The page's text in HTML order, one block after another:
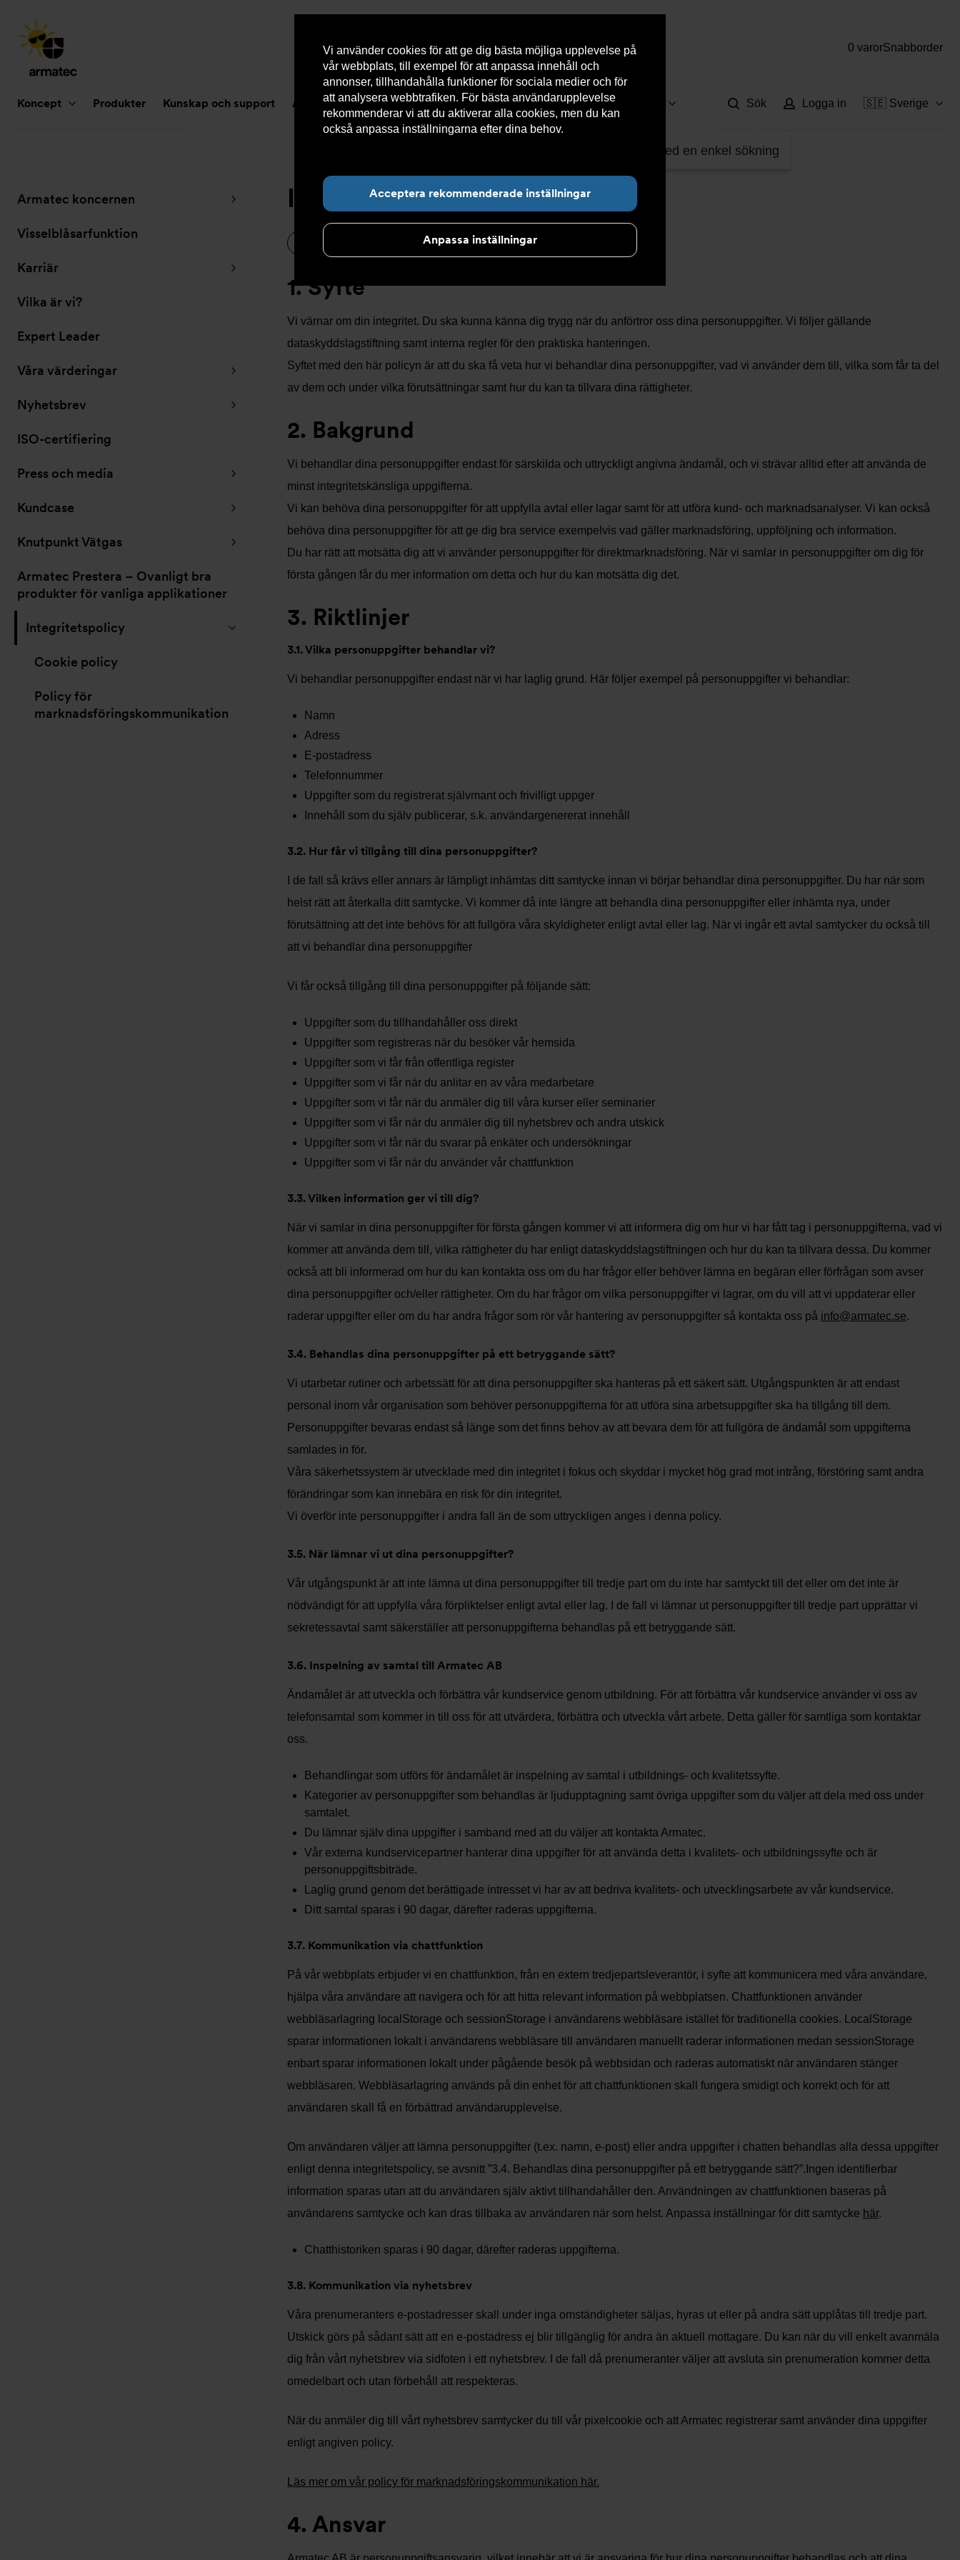
Vi använder cookies för att ge dig bästa möjliga upplevelse på
vår webbplats, till exempel för att anpassa innehåll och
annonser, tillhandahålla funktioner för sociala medier och för
att analysera webbtrafiken. För bästa användarupplevelse
rekommenderar vi att du aktiverar alla cookies, men du kan
också anpassa inställningarna efter dina behov.
Acceptera rekommenderade inställningar
Anpassa inställningar
0 varorSnabborder
Koncept Produkter Kunskap och support Aktuellt Om Armatec Hållbarhet Kontakta oss Kundservice
Hitta det du letar efter med en enkel sökning
Sök Logga in 🇸🇪 Sverige
för
Armatec”
Armatec koncernen
Visselblåsarfunktion
Karriär
Vilka är vi?
Expert Leader
Våra värderingar
Nyhetsbrev
ISO-certifiering
Press och media
Kundcase
Knutpunkt Vätgas
Armatec Prestera – Ovanligt bra
produkter för vanliga applikationer
Integritetspolicy
Cookie policy
Policy för
marknadsföringskommunikation
Integritetspolicy
1. Syfte
Vi värnar om din integritet. Du ska kunna känna dig trygg när du anförtror oss dina personuppgifter. Vi följer gällande
dataskyddslagstiftning samt interna regler för den praktiska hanteringen.
Syftet med den här policyn är att du ska få veta hur vi behandlar dina personuppgifter, vad vi använder dem till, vilka som får ta del
av dem och under vilka förutsättningar samt hur du kan ta tillvara dina rättigheter.
2. Bakgrund
Vi behandlar dina personuppgifter endast för särskilda och uttryckligt angivna ändamål, och vi strävar alltid efter att använda de
minst integritetskänsliga uppgifterna.
Vi kan behöva dina personuppgifter för att uppfylla avtal eller lagar samt för att utföra kund- och marknadsanalyser. Vi kan också
behöva dina personuppgifter för att ge dig bra service exempelvis vad gäller marknadsföring, uppföljning och information.
Du har rätt att motsätta dig att vi använder personuppgifter för direktmarknadsföring. När vi samlar in personuppgifter om dig för
första gången får du mer information om detta och hur du kan motsätta dig det.
3. Riktlinjer
3.1. Vilka personuppgifter behandlar vi?
Vi behandlar personuppgifter endast när vi har laglig grund. Här följer exempel på personuppgifter vi behandlar:
Namn
Adress
E-postadress
Telefonnummer
Uppgifter som du registrerat självmant och frivilligt uppger
Innehåll som du själv publicerar, s.k. användargenererat innehåll
3.2. Hur får vi tillgång till dina personuppgifter?
I de fall så krävs eller annars är lämpligt inhämtas ditt samtycke innan vi börjar behandlar dina personuppgifter. Du har när som
helst rätt att återkalla ditt samtycke. Vi kommer då inte längre att behandla dina personuppgifter eller inhämta nya, under
förutsättning att det inte behövs för att fullgöra våra skyldigheter enligt avtal eller lag. När vi ingår ett avtal samtycker du också till
att vi behandlar dina personuppgifter
Vi får också tillgång till dina personuppgifter på följande sätt:
Uppgifter som du tillhandahåller oss direkt
Uppgifter som registreras när du besöker vår hemsida
Uppgifter som vi får från offentliga register
Uppgifter som vi får när du anlitar en av våra medarbetare
Uppgifter som vi får när du anmäler dig till våra kurser eller seminarier
Uppgifter som vi får när du anmäler dig till nyhetsbrev och andra utskick
Uppgifter som vi får när du svarar på enkäter och undersökningar
Uppgifter som vi får när du använder vår chattfunktion
3.3. Vilken information ger vi till dig?
När vi samlar in dina personuppgifter för första gången kommer vi att informera dig om hur vi har fått tag i personuppgifterna, vad vi
kommer att använda dem till, vilka rättigheter du har enligt dataskyddslagstiftningen och hur du kan ta tillvara dessa. Du kommer
också att bli informerad om hur du kan kontakta oss om du har frågor eller behöver lämna en begäran eller förfrågan som avser
dina personuppgifter och/eller rättigheter. Om du har frågor om vilka personuppgifter vi lagrar, om du vill att vi uppdaterar eller
raderar uppgifter eller om du har andra frågor som rör vår hantering av personuppgifter så kontakta oss på info@armatec.se.
3.4. Behandlas dina personuppgifter på ett betryggande sätt?
Vi utarbetar rutiner och arbetssätt för att dina personuppgifter ska hanteras på ett säkert sätt. Utgångspunkten är att endast
personal inom vår organisation som behöver personuppgifterna för att utföra sina arbetsuppgifter ska ha tillgång till dem.
Personuppgifter bevaras endast så länge som det finns behov av att bevara dem för att fullgöra de ändamål som uppgifterna
samlades in för.
Våra säkerhetssystem är utvecklade med din integritet i fokus och skyddar i mycket hög grad mot intrång, förstöring samt andra
förändringar som kan innebära en risk för din integritet.
Vi överför inte personuppgifter i andra fall än de som uttryckligen anges i denna policy.
3.5. När lämnar vi ut dina personuppgifter?
Vår utgångspunkt är att inte lämna ut dina personuppgifter till tredje part om du inte har samtyckt till det eller om det inte är
nödvändigt för att uppfylla våra förpliktelser enligt avtal eller lag. I de fall vi lämnar ut personuppgifter till tredje part upprättar vi
sekretessavtal samt säkerställer att personuppgifterna behandlas på ett betryggande sätt.
3.6. Inspelning av samtal till Armatec AB
Ändamålet är att utveckla och förbättra vår kundservice genom utbildning. För att förbättra vår kundservice använder vi oss av
telefonsamtal som kommer in till oss för att utvärdera, förbättra och utveckla vårt arbete. Detta gäller för samtliga som kontaktar
oss.
Behandlingar som utförs för ändamålet är inspelning av samtal i utbildnings- och kvalitetssyfte.
Kategorier av personuppgifter som behandlas är ljudupptagning samt övriga uppgifter som du väljer att dela med oss under
samtalet.
Du lämnar själv dina uppgifter i samband med att du väljer att kontakta Armatec.
Vår externa kundservicepartner hanterar dina uppgifter för att använda detta i kvalitets- och utbildningssyfte och är
personuppgiftsbiträde.
Laglig grund genom det berättigade intresset vi har av att bedriva kvalitets- och utvecklingsarbete av vår kundservice.
Ditt samtal sparas i 90 dagar, därefter raderas uppgifterna.
3.7. Kommunikation via chattfunktion
På vår webbplats erbjuder vi en chattfunktion, från en extern tredjepartsleverantör, i syfte att kommunicera med våra användare,
hjälpa våra användare att navigera och för att hitta relevant information på webbplatsen. Chattfunktionen använder
webbläsarlagring localStorage och sessionStorage i användarens webbläsare istället för traditionella cookies. LocalStorage
sparar informationen lokalt i användarens webbläsare till användaren manuellt raderar informationen medan sessionStorage
enbart sparar informationen lokalt under pågående besök på webbsidan och raderas automatiskt när användaren stänger
webbläsaren. Webbläsarlagring används på din enhet för att chattfunktionen skall fungera smidigt och korrekt och för att
användaren skall få en förbättrad användarupplevelse.
Om användaren väljer att lämna personuppgifter (t.ex. namn, e-post) eller andra uppgifter i chatten behandlas alla dessa uppgifter
enligt denna integritetspolicy, se avsnitt ”3.4. Behandlas dina personuppgifter på ett betryggande sätt?”.Ingen identifierbar
information sparas utan att du användaren själv aktivt tillhandahåller den. Användningen av chattfunktionen baseras på
användarens samtycke och kan dras tillbaka av användaren när som helst. Anpassa inställningar för ditt samtycke här.
Chatthistoriken sparas i 90 dagar, därefter raderas uppgifterna.
3.8. Kommunikation via nyhetsbrev
Våra prenumeranters e-postadresser skall under inga omständigheter säljas, hyras ut eller på andra sätt upplåtas till tredje part.
Utskick görs på sådant sätt att en e-postadress ej blir tillgänglig för andra än aktuell mottagare. Du kan när du vill enkelt avanmäla
dig från vårt nyhetsbrev via sidfoten i ett nyhetsbrev. I de fall då prenumeranter väljer att avsluta sin prenumeration kommer detta
omedelbart och utan förbehåll att respekteras.
När du anmäler dig till vårt nyhetsbrev samtycker du till vår pixelcookie och att Armatec registrerar samt använder dina uppgifter
enligt angiven policy.
Läs mer om vår policy för marknadsföringskommunikation här.
4. Ansvar